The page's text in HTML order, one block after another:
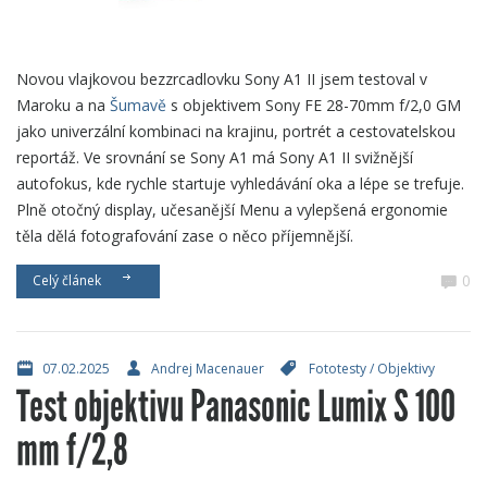
Novou vlajkovou bezzrcadlovku Sony A1 II jsem testoval v
Maroku a na Šumavě s objektivem Sony FE 28-70mm f/2,0 GM
jako univerzální kombinaci na krajinu, portrét a cestovatelskou
reportáž. Ve srovnání se Sony A1 má Sony A1 II svižnější
autofokus, kde rychle startuje vyhledávání oka a lépe se trefuje.
Plně otočný display, učesanější Menu a vylepšená ergonomie
těla dělá fotografování zase o něco příjemnější.
Celý článek 0
07.02.2025 Andrej Macenauer Fototesty/ Objektivy
Test objektivu Panasonic Lumix S 100
mm f/2,8